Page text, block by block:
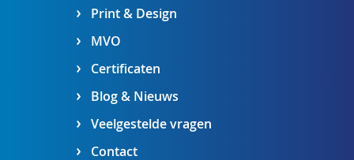
Print & Design
MVO
Certificaten
Blog & Nieuws
Veelgestelde vragen
Contact